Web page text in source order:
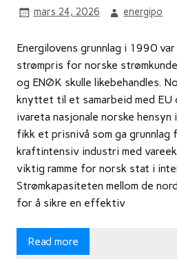
mars 24, 2026 energipo
Energilovens grunnlag i 1990
strømpris for norske
og ENØK skulle likebehandles.
knyttet til et samarbeid med EU
ivareta nasjonale norske
fikk et prisnivå som ga grunnlag
kraftintensiv industri med
viktig ramme for norsk stat i
Strømkapasiteten mellom de
for å sikre en effektiv
Read more